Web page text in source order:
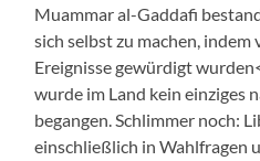
Muammar al-Gaddafi
sich selbst zu machen,
Ereignisse gewürdigt
wurde im Land kein einziges
begangen. Schlimmer noch:
einschließlich in Wahlfragen